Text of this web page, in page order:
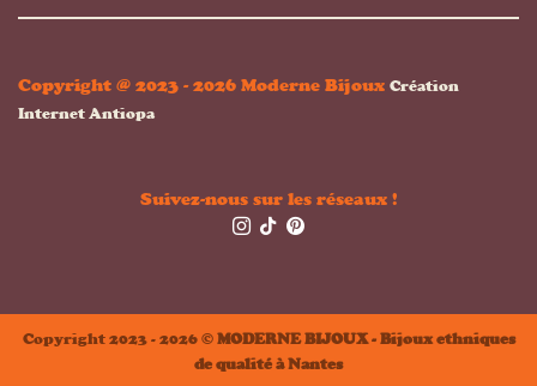
Copyright @ 2023 - 2026 Moderne Bijoux Création
Internet Antiopa
Suivez-nous sur les réseaux !
Copyright 2023 - 2026 © MODERNE BIJOUX - Bijoux ethniques
de qualité à Nantes